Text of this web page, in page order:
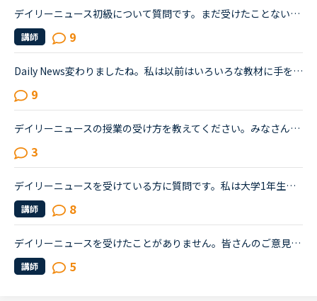
デイリーニュース初級について質問です。まだ受けたことないのですが、興味があります。カウンセラーさんにも興味のある記事でやることをおすすめされました。その時は先月、先々月のマンスリースピーキングテス...
講師 9
Daily News変わりましたね。私は以前はいろいろな教材に手を出していましたが、今はほぼDaily Newsしか受講していません。英検の作文と2次試験対策にディスカッションパートが役に立ちそうなので。また、単純に英...
9
デイリーニュースの授業の受け方を教えてください。みなさんオーディオを聞いている間、カメラをオンにしていると、なんだか、先生の表情や自分の表情など、なんだか気が散りませんか？あの雰囲気を皆さんどうし...
3
デイリーニュースを受けている方に質問です。私は大学1年生で、ネイティブキャンプは初めてまだひと月足らずの初心者です。一応英語系の学問をしていて、今月受けたスピーキングテストは6でした。普段は、できる...
講師 8
デイリーニュースを受けたことがありません。皆さんのご意見を拝見させて頂くととても楽しまれているようですね。ところで質問ですが、どの様な方がデイリーニュースを受けておられるのでしょうか？仕事で英語を...
講師 5